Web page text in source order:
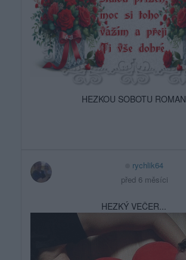
HEZKOU SOBOTU ROMAN
rychlik64
před 6 měsíci
HEZKÝ VEČER...